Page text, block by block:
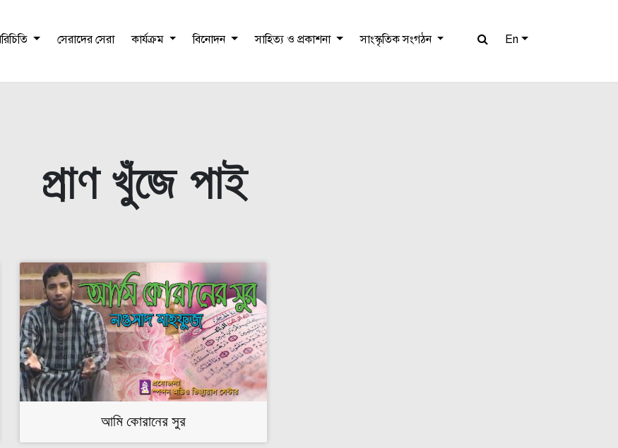
সেরাদের সেরা কার্যক্রম বিনোদন সাহিত্য ও প্রকাশনা সাংস্কৃতিক সংগঠন En
প্রাণ খুঁজে পাই
আমি কোরানের সুর